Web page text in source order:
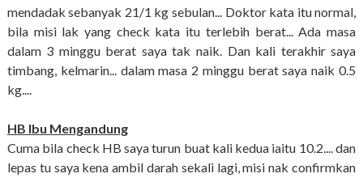
mendadak sebanyak 21/1 kg sebulan... Doktor kata itu normal,
bila misi lak yang check kata itu terlebih berat... Ada masa
dalam 3 minggu berat saya tak naik. Dan kali terakhir saya
timbang, kelmarin... dalam masa 2 minggu berat saya naik 0.5
kg....
HB Ibu Mengandung
Cuma bila check HB saya turun buat kali kedua iaitu 10.2.... dan
lepas tu saya kena ambil darah sekali lagi, misi nak confirmkan